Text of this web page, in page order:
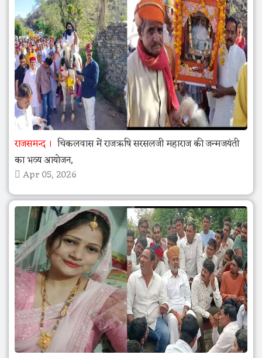
राजसमन्द
चिकलवास में राजऋषि सरसलजी महाराज की जन्मजयंती
का भव्य आयोजन,
Apr 05, 2026